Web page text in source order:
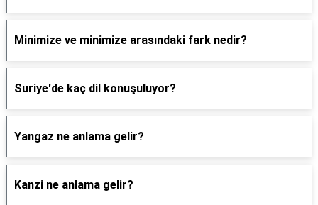
Minimize ve minimize arasındaki fark nedir?
Suriye'de kaç dil konuşuluyor?
Yangaz ne anlama gelir?
Kanzi ne anlama gelir?